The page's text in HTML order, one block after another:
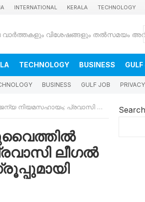
INTERNATIONAL KERALA TECHNOLOGY
TECHNOLOGY BUSINESS
BUSINESS GULF JOB
സെൽ അൽ ദോസ്തൗർ ലോ ഗ്രൂപ്പുമായി സഹകരിക്കുന്നു
ലീഗൽ
Search